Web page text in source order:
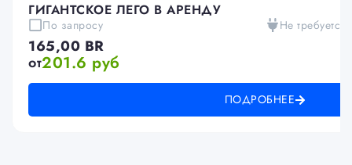
ГИГАНТСКОЕ ЛЕГО В АРЕНДУ
По запросу Не требуется
165,00 BR
от201.6 руб
ПОДРОБНЕЕ